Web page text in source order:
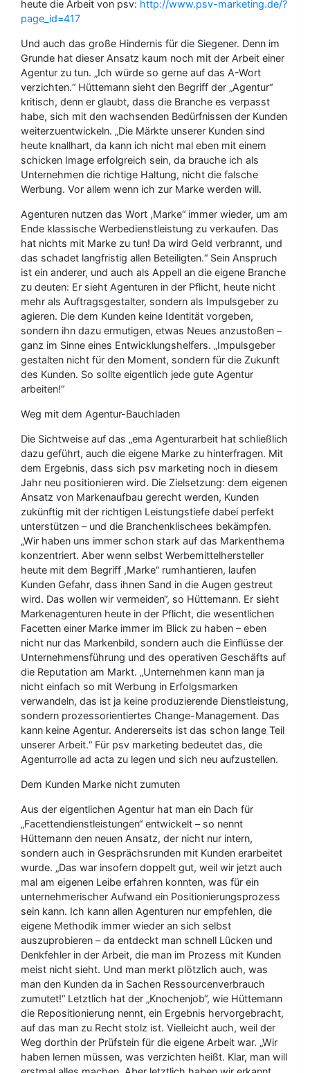
heute die Arbeit von psv: http://www.psv-marketing.de/?
page_id=417
Und auch das große Hindernis für die Siegener. Denn im
Grunde hat dieser Ansatz kaum noch mit der Arbeit einer
Agentur zu tun. „Ich würde so gerne auf das A-Wort
verzichten.“ Hüttemann sieht den Begriff der „Agentur“
kritisch, denn er glaubt, dass die Branche es verpasst
habe, sich mit den wachsenden Bedürfnissen der Kunden
weiterzuentwickeln. „Die Märkte unserer Kunden sind
heute knallhart, da kann ich nicht mal eben mit einem
schicken Image erfolgreich sein, da brauche ich als
Unternehmen die richtige Haltung, nicht die falsche
Werbung. Vor allem wenn ich zur Marke werden will.
Agenturen nutzen das Wort ,Marke“ immer wieder, um am
Ende klassische Werbedienstleistung zu verkaufen. Das
hat nichts mit Marke zu tun! Da wird Geld verbrannt, und
das schadet langfristig allen Beteiligten.“ Sein Anspruch
ist ein anderer, und auch als Appell an die eigene Branche
zu deuten: Er sieht Agenturen in der Pflicht, heute nicht
mehr als Auftragsgestalter, sondern als Impulsgeber zu
agieren. Die dem Kunden keine Identität vorgeben,
sondern ihn dazu ermutigen, etwas Neues anzustoßen –
ganz im Sinne eines Entwicklungshelfers. „Impulsgeber
gestalten nicht für den Moment, sondern für die Zukunft
des Kunden. So sollte eigentlich jede gute Agentur
arbeiten!“
Weg mit dem Agentur-Bauchladen
Die Sichtweise auf das „ema Agenturarbeit hat schließlich
dazu geführt, auch die eigene Marke zu hinterfragen. Mit
dem Ergebnis, dass sich psv marketing noch in diesem
Jahr neu positionieren wird. Die Zielsetzung: dem eigenen
Ansatz von Markenaufbau gerecht werden, Kunden
zukünftig mit der richtigen Leistungstiefe dabei perfekt
unterstützen – und die Branchenklischees bekämpfen.
„Wir haben uns immer schon stark auf das Markenthema
konzentriert. Aber wenn selbst Werbemittelhersteller
heute mit dem Begriff ,Marke“ rumhantieren, laufen
Kunden Gefahr, dass ihnen Sand in die Augen gestreut
wird. Das wollen wir vermeiden“, so Hüttemann. Er sieht
Markenagenturen heute in der Pflicht, die wesentlichen
Facetten einer Marke immer im Blick zu haben – eben
nicht nur das Markenbild, sondern auch die Einflüsse der
Unternehmensführung und des operativen Geschäfts auf
die Reputation am Markt. „Unternehmen kann man ja
nicht einfach so mit Werbung in Erfolgsmarken
verwandeln, das ist ja keine produzierende Dienstleistung,
sondern prozessorientiertes Change-Management. Das
kann keine Agentur. Andererseits ist das schon lange Teil
unserer Arbeit.“ Für psv marketing bedeutet das, die
Agenturrolle ad acta zu legen und sich neu aufzustellen.
Dem Kunden Marke nicht zumuten
Aus der eigentlichen Agentur hat man ein Dach für
„Facettendienstleistungen“ entwickelt – so nennt
Hüttemann den neuen Ansatz, der nicht nur intern,
sondern auch in Gesprächsrunden mit Kunden erarbeitet
wurde. „Das war insofern doppelt gut, weil wir jetzt auch
mal am eigenen Leibe erfahren konnten, was für ein
unternehmerischer Aufwand ein Positionierungsprozess
sein kann. Ich kann allen Agenturen nur empfehlen, die
eigene Methodik immer wieder an sich selbst
auszuprobieren – da entdeckt man schnell Lücken und
Denkfehler in der Arbeit, die man im Prozess mit Kunden
meist nicht sieht. Und man merkt plötzlich auch, was
man den Kunden da in Sachen Ressourcenverbrauch
zumutet!“ Letztlich hat der „Knochenjob“, wie Hüttemann
die Repositionierung nennt, ein Ergebnis hervorgebracht,
auf das man zu Recht stolz ist. Vielleicht auch, weil der
Weg dorthin der Prüfstein für die eigene Arbeit war. „Wir
haben lernen müssen, was verzichten heißt. Klar, man will